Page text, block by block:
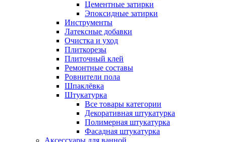
Цементные затирки
Эпоксидные затирки
Инструменты
Латексные добавки
Очистка и уход
Плиткорезы
Плиточный клей
Ремонтные составы
Ровнители пола
Шпаклёвка
Штукатурка
Все товары категории
Декоративная штукатурка
Полимерная штукатурка
Фасадная штукатурка
Аксессуары для ванной